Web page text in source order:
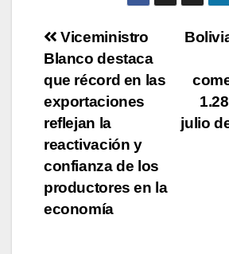
julio
Viceministro
Blanco destaca
que récord en las
exportaciones
reflejan la
reactivación y
confianza de los
productores en la
economía